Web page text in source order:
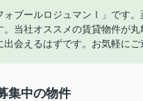
ォブールロジュマンⅠ」です
当社オススメの賃貸物件が
会えるはずです。お気軽にご
集中の物件